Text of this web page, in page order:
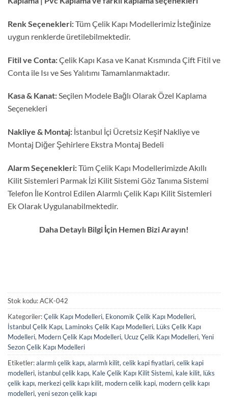
Renk Seçenekleri:Tüm Çelik Kapı Modellerimiz İsteğinize
uygun renklerde üretilebilmektedir.
Fitil ve Conta:Çelik Kapı Kasa ve Kanat Kısmında Çift Fitil ve
Conta ile Isı ve Ses Yalıtımı Tamamlanmaktadır.
Kasa & Kanat:Seçilen Modele Bağlı Olarak Özel Kaplama
Seçenekleri
Nakliye & Montaj: İstanbul İçi Ücretsiz Keşif Nakliye ve
Montaj Diğer Şehirlere Ekstra Montaj Bedeli
Alarm Seçenekleri:Tüm Çelik Kapı Modellerimizde Akıllı
Kilit Sistemleri Parmak İzi Kilit Sistemi Göz Tanıma Sistemi
Telefon İle Kontrol Edilen Alarmlı Çelik Kapı Kilit Sistemleri
Ek Olarak Uygulanabilmektedir.
Daha Detaylı Bilgi İçin Hemen Bizi Arayın!
Stok kodu:ACK-042
Kategoriler:Çelik Kapı Modelleri, Ekonomik Çelik Kapı Modelleri,
İstanbul Çelik Kapı, Laminoks Çelik Kapı Modelleri, Lüks Çelik Kapı
Modelleri, Modern Çelik Kapı Modelleri, Ucuz Çelik Kapı Modelleri, Yeni
Sezon Çelik Kapı Modelleri
Etiketler:alarmlı çelik kapı, alarmlı kilit, celik kapi fiyatlari, celik kapi
modelleri, istanbul çelik kapı, Kale Çelik Kapı Kilit Sistemi, kale kilit, lüks
çelik kapı, merkezi çelik kapı kilit, modern celik kapi, modern çelik kapı
modelleri, yeni sezon çelik kapı